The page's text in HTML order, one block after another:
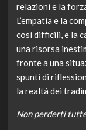
relazioni e la
L’empatia e la
così difficili, e la
una risorsa
fronte a una
spunti di
la realtà dei
Non perderti